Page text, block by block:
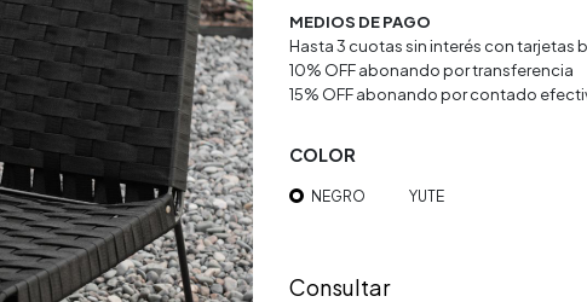
MEDIOS DE PAGO
Hasta 3 cuotas sin interés con tarjetas
10% OFF abonando por transferencia
15% OFF abonando por contado
COLOR
NEGRO YUTE
Consultar